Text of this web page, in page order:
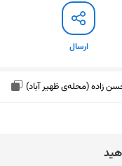
ارسال
زاده (محله‌ی ظهیر آباد)